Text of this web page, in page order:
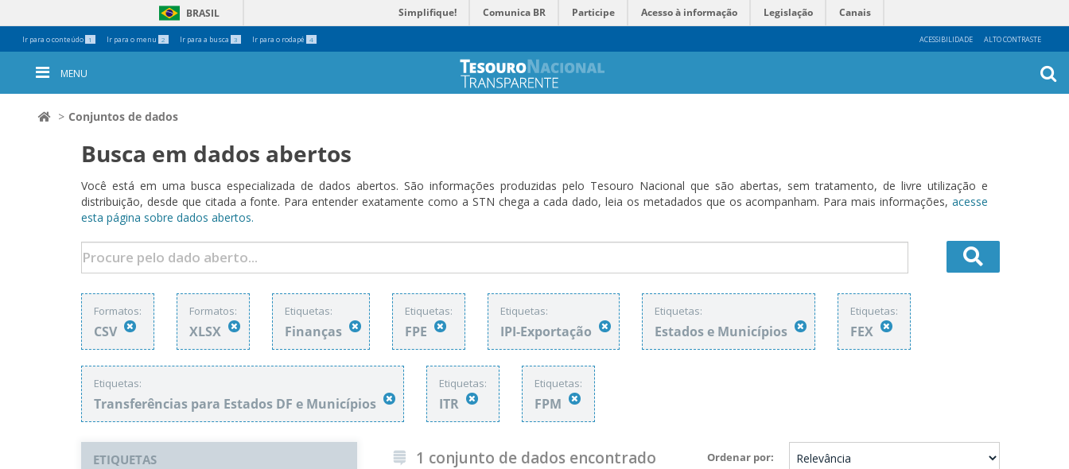
Ir para o conteúdo 1 Ir para o menu 2 Ir para a busca 3 Ir para o rodapé 4 ACESSIBILIDADE ALTO CONTRASTE
BRASIL Simplifique! Comunica BR Participe Acesso à informação Legislação Canais
Ferramentas
Pessoais
MENU
Conjuntos de dados
Busca em dados abertos
Você está em uma busca especializada de dados abertos. São informações produzidas pelo Tesouro Nacional que são abertas, sem tratamento, de livre utilização e
distribuição, desde que citada a fonte. Para entender exatamente como a STN chega a cada dado, leia os metadados que os acompanham. Para mais informações, acesse
esta página sobre dados abertos.
Formatos:
CSV
Formatos:
XLSX
Etiquetas:
Finanças
Etiquetas:
FPE
Etiquetas:
IPI-Exportação
Etiquetas:
Estados e Municípios
Etiquetas:
FEX
Etiquetas:
Transferências para Estados DF e Municípios
Etiquetas:
ITR
Etiquetas:
FPM
Ordenar por
1 conjunto de dados encontrado
ETIQUETAS